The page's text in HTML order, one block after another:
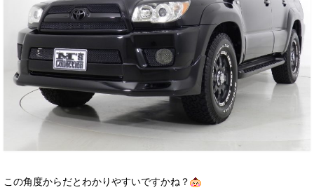
この角度からだとわかりやすいですかね？